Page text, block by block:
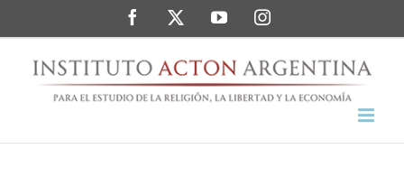
al
contenido
FacebookTwitterYouTubeInstagram